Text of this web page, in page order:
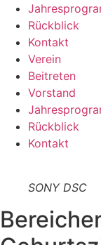
Rückblick
Kontakt
Verein
Beitreten
Vorstand
Rückblick
Kontakt
SONY DSC